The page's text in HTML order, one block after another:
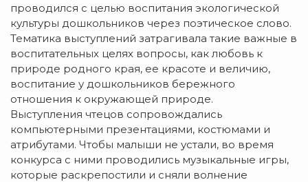
проводился с целью воспитания экологической
культуры дошкольников через поэтическое слово.
Тематика выступлений затрагивала такие важные в
воспитательных целях вопросы, как любовь к
природе родного края, ее красоте и величию,
воспитание у дошкольников бережного
отношения к окружающей природе.
Выступления чтецов сопровождались
компьютерными презентациями, костюмами и
атрибутами. Чтобы малыши не устали, во время
конкурса с ними проводились музыкальные игры,
которые раскрепостили и сняли волнение